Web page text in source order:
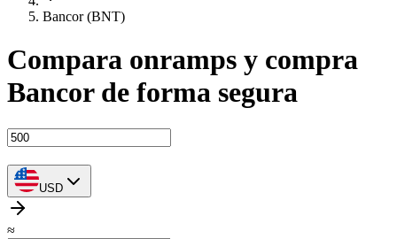
Bancor (BNT)
Compara onramps y compra
Bancor de forma segura
USD
≈